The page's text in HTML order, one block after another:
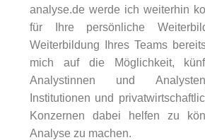
analyse.de werde ich weiterhin
für Ihre persönliche
Weiterbildung Ihres Teams
mich auf die Möglichkeit,
Analystinnen und
Institutionen und
Konzernen dabei helfen zu
Analyse zu machen.